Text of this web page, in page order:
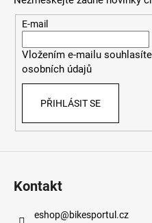
E-mail
Vložením e-mailu
osobních údajů
PŘIHLÁSIT SE
Kontakt
eshop@bikesportul.cz